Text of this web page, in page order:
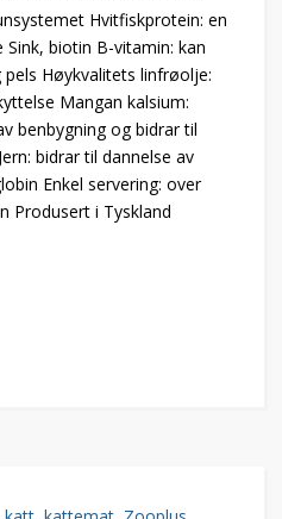
Hvitfiskprotein: en
biotin B-vitamin: kan
Høykvalitets linfrøolje:
Mangan kalsium:
benbygning og bidrar til
bidrar til dannelse av
Enkel servering: over
Produsert i Tyskland